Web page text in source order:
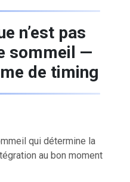
n’est pas
sommeil —
de timing
qui détermine la
au bon moment